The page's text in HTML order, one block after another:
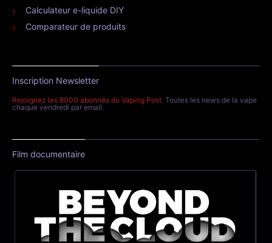
Calculateur e-liquide DIY
Comparateur de produits
Inscription Newsletter
Rejoignez les 8000 abonnés du Vaping Post. Toutes les news de la vape
chaque vendredi par email.
Film documentaire